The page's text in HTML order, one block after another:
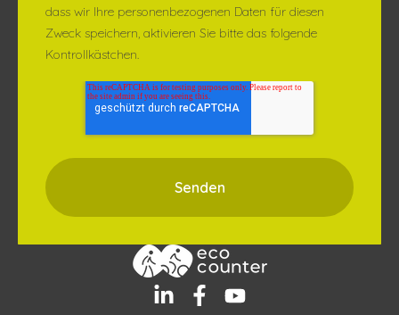
dass wir Ihre personenbezogenen Daten für diesen
Zweck speichern, aktivieren Sie bitte das folgende
Kontrollkästchen.